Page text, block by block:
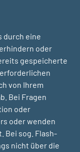
durch eine
oder
gespeicherte
von Ihrem
Bei Fragen
oder
oder wenden
Bei sog. Flash-
nicht über die